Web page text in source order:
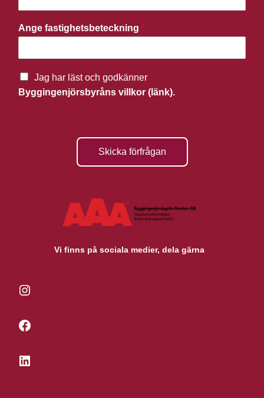
Ange fastighetsbeteckning *
Jag har läst och godkänner
Byggingenjörsbyråns villkor (länk).
Skicka förfrågan
Vi finns på sociala medier, dela gärna
Instagram
Facebook
LinkedIn